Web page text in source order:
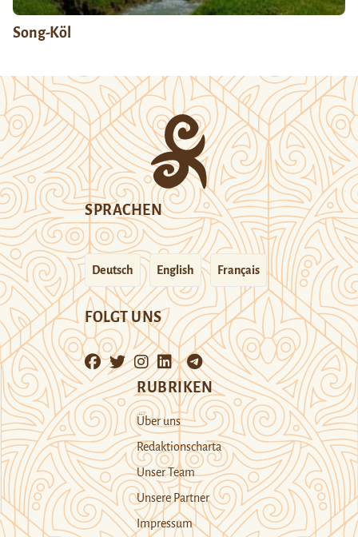
Song-Köl
SPRACHEN
Deutsch English Français
FOLGT UNS
RUBRIKEN
Über uns
Redaktionscharta
Unser Team
Unsere Partner
Impressum